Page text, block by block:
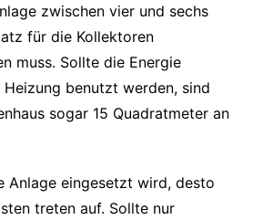
zwischen vier und sechs
für die Kollektoren
muss. Sollte die Energie
benutzt werden, sind
sogar 15 Quadratmeter an
Anlage eingesetzt wird, desto
treten auf. Sollte nur